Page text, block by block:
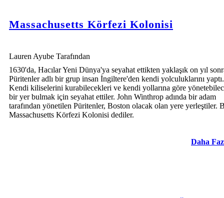
Massachusetts Körfezi Kolonisi
Lauren Ayube Tarafından
1630'da, Hacılar Yeni Dünya'ya seyahat ettikten yaklaşık on yıl
Püritenler adlı bir grup insan İngiltere'den kendi yolculuklarını yaptı.
Kendi kiliselerini kurabilecekleri ve kendi yollarına göre
bir yer bulmak için seyahat ettiler. John Winthrop adında bir adam
tarafından yönetilen Püritenler, Boston olacak olan yere yerleştiler.
Massachusetts Körfezi Kolonisi dediler.
Daha